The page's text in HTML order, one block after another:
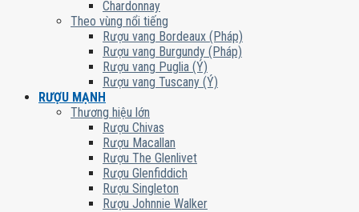
Chardonnay
Theo vùng nổi tiếng
Rượu vang Bordeaux (Pháp)
Rượu vang Burgundy (Pháp)
Rượu vang Puglia (Ý)
Rượu vang Tuscany (Ý)
RƯỢU MẠNH
Thương hiệu lớn
Rượu Chivas
Rượu Macallan
Rượu The Glenlivet
Rượu Glenfiddich
Rượu Singleton
Rượu Johnnie Walker